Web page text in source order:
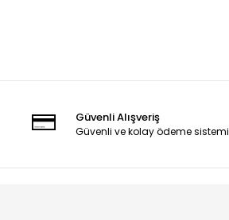
Güvenli Alışveriş
Güvenli ve kolay ödeme sistemi